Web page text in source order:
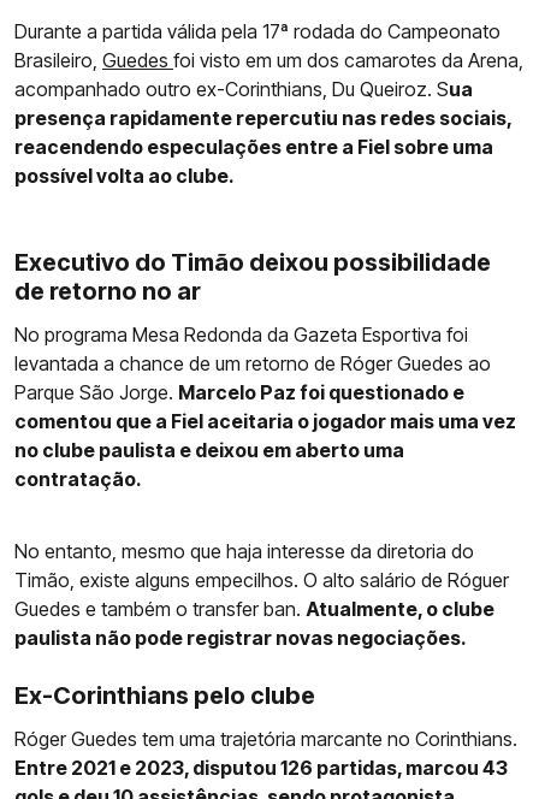
Durante a partida válida pela 17ª rodada do Campeonato
Brasileiro, Guedes foi visto em um dos camarotes da Arena,
acompanhado outro ex-Corinthians, Du Queiroz. Sua
presença rapidamente repercutiu nas redes sociais,
reacendendo especulações entre a Fiel sobre uma
possível volta ao clube.
Executivo do Timão deixou possibilidade
de retorno no ar
No programa Mesa Redonda da Gazeta Esportiva foi
levantada a chance de um retorno de Róger Guedes ao
Parque São Jorge. Marcelo Paz foi questionado e
comentou que a Fiel aceitaria o jogador mais uma vez
no clube paulista e deixou em aberto uma
contratação.
No entanto, mesmo que haja interesse da diretoria do
Timão, existe alguns empecilhos. O alto salário de Róguer
Guedes e também o transfer ban. Atualmente, o clube
paulista não pode registrar novas negociações.
Ex-Corinthians pelo clube
Róger Guedes tem uma trajetória marcante no Corinthians.
Entre 2021 e 2023, disputou 126 partidas, marcou 43